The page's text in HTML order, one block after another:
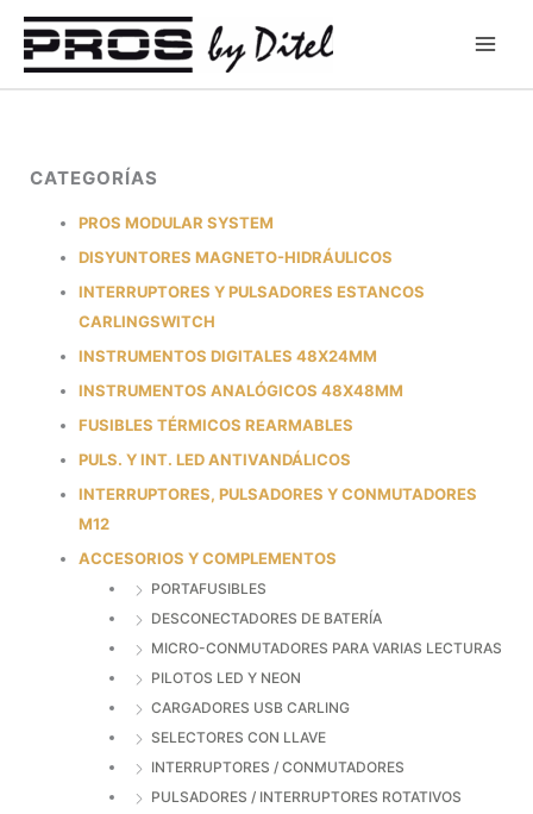
contenido
CATEGORÍAS
PROS MODULAR SYSTEM
DISYUNTORES MAGNETO-HIDRÁULICOS
INTERRUPTORES Y PULSADORES ESTANCOS
CARLINGSWITCH
INSTRUMENTOS DIGITALES 48X24MM
INSTRUMENTOS ANALÓGICOS 48X48MM
FUSIBLES TÉRMICOS REARMABLES
PULS. Y INT. LED ANTIVANDÁLICOS
INTERRUPTORES, PULSADORES Y CONMUTADORES
M12
ACCESORIOS Y COMPLEMENTOS
PORTAFUSIBLES
DESCONECTADORES DE BATERÍA
MICRO-CONMUTADORES PARA VARIAS LECTURAS
PILOTOS LED Y NEON
CARGADORES USB CARLING
SELECTORES CON LLAVE
INTERRUPTORES / CONMUTADORES
PULSADORES / INTERRUPTORES ROTATIVOS